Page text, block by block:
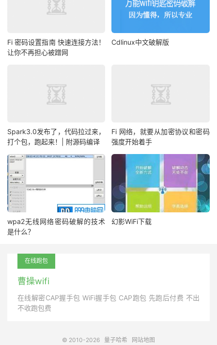
Fi 密码设置指南 快速连接方法！
让你不再担心被蹭网
Cdlinux中文破解版
Spark3.0发布了，代码拉过来，
打个包，跑起来！| 附源码编译
Fi 网络，就要从加密协议和密码
强度开始着手
wpa2无线网络密码破解的技术
是什么？
幻影WiFi下载
在线跑包
曹操wifi
在线解密CAP握手包 WiFi握手包 CAP跑包 先跑后付费 不出
不收跑包费
© 2010-2026 量子哈希 网站地图